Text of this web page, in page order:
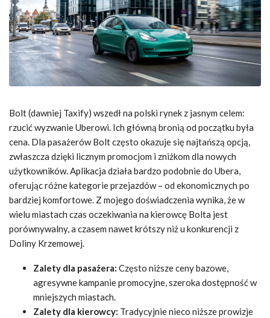
Bolt (dawniej Taxify) wszedł na polski rynek z jasnym celem:
rzucić wyzwanie Uberowi. Ich główną bronią od początku była
cena. Dla pasażerów Bolt często okazuje się najtańszą opcją,
zwłaszcza dzięki licznym promocjom i zniżkom dla nowych
użytkowników. Aplikacja działa bardzo podobnie do Ubera,
oferując różne kategorie przejazdów – od ekonomicznych po
bardziej komfortowe. Z mojego doświadczenia wynika, że w
wielu miastach czas oczekiwania na kierowcę Bolta jest
porównywalny, a czasem nawet krótszy niż u konkurencji z
Doliny Krzemowej.
Zalety dla pasażera: Często niższe ceny bazowe,
agresywne kampanie promocyjne, szeroka dostępność w
mniejszych miastach.
Zalety dla kierowcy: Tradycyjnie nieco niższe prowizje